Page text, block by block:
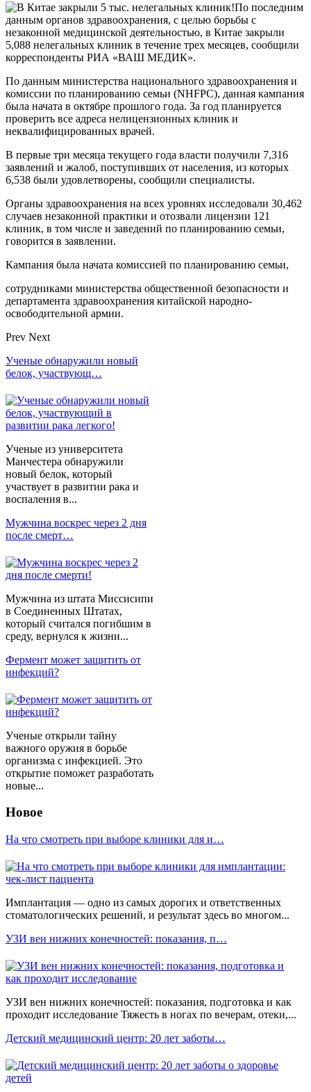
По последним
данным органов здравоохранения, с целью борьбы с
незаконной медицинской деятельностью, в Китае закрыли
5,088 нелегальных клиник в течение трех месяцев, сообщили
корреспонденты РИА «ВАШ МЕДИК».
По данным министерства национального здравоохранения и
комиссии по планированию семьи (NHFPC), данная кампания
была начата в октябре прошлого года. За год планируется
проверить все адреса нелицензионных клиник и
неквалифицированных врачей.
В первые три месяца текущего года власти получили 7,316
заявлений и жалоб, поступивших от населения, из которых
6,538 были удовлетворены, сообщили специалисты.
Органы здравоохранения на всех уровнях исследовали 30,462
случаев незаконной практики и отозвали лицензии 121
клиник, в том числе и заведений по планированию семьи,
говорится в заявлении.
Кампания была начата комиссией по планированию семьи,
сотрудниками министерства общественной безопасности и
департамента здравоохранения китайской народно-
освободительной армии.
Prev Next
Ученые обнаружили новый
белок, участвующ…
Ученые из университета
Манчестера обнаружили
новый белок, который
участвует в развитии рака и
воспаления в...
Мужчина воскрес через 2 дня
после смерт…
Мужчина из штата Миссисипи
в Соединенных Штатах,
который считался погибшим в
среду, вернулся к жизни...
Фермент может защитить от
инфекций?
Ученые открыли тайну
важного оружия в борьбе
организма с инфекцией. Это
открытие поможет разработать
новые...
Новое
На что смотреть при выборе клиники для и…
Имплантация — одно из самых дорогих и ответственных
стоматологических решений, и результат здесь во многом...
УЗИ вен нижних конечностей: показания, п…
УЗИ вен нижних конечностей: показания, подготовка и как
проходит исследование Тяжесть в ногах по вечерам, отеки,...
Детский медицинский центр: 20 лет заботы…